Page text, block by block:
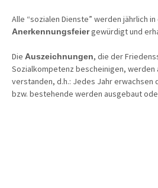
Alle “sozialen Dienste” werden jährlich
Anerkennungsfeiergewürdigt und
Die Auszeichnungen, die der
Sozialkompetenz bescheinigen,
verstanden, d.h.: Jedes Jahr erwachsen
bzw. bestehende werden ausgebaut